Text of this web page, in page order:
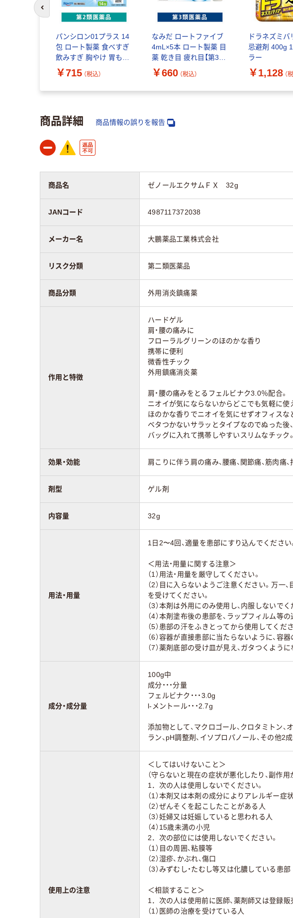
パンシロン01プラス 14
包 ロート製薬 食べすぎ
飲みすぎ 胸やけ 胃もた
れ【第2類医薬品】
￥715 （税込）
なみだ ロートファイブ
4mL×5本 ロート製薬 目
薬 乾き目 疲れ目【第3類
医薬品】
￥660 （税込）
ドラネズミバ
忌避剤 400g
ラー
￥1,128 （
前のスライドへ
商品詳細 商品情報の誤りを報告
商品名 ゼノールエクサムＦＸ 32g
JANコード 4987117372038
メーカー名 大鵬薬品工業株式会社
リスク分類 第二類医薬品
商品分類 外用消炎鎮痛薬
作用と特徴
ハードゲル
肩・腰の痛みに
フローラルグリーンのほのかな香り
携帯に便利
微香性チック
外用鎮痛消炎薬
肩・腰の痛みをとるフェルビナク3.0％配合。
ニオイが気にならないからどこでも気軽に使
ほのかな香りでニオイを気にせずオフィスな
ベタつかないサラッとタイプなのでぬった後
バッグに入れて携帯しやすいスリムなチック。
効果・効能 肩こりに伴う肩の痛み、腰痛、関節痛、筋肉痛、
剤型 ゲル剤
内容量 32g
用法・用量
1日2〜4回、適量を患部にすり込んでください
＜用法・用量に関する注意＞
（1）用法・用量を厳守してください。
（2）目に入らないようご注意ください。万一
を受けてください。
（3）本剤は外用にのみ使用し、内服しないでく
（4）本剤塗布後の患部を、ラップフィルム等
（5）患部の汗をふきとってから使用してくださ
（6）容器が直接患部に当たらないように、容
（7）薬剤底部の受け皿が見え、ガタつくよう
成分・成分量
100g中
成分・・・分量
フェルビナク・・・3.0g
l-メントール・・・2.7g
添加物として、マクロゴール、クロタミトン、
ラン、pH調整剤、イソプロパノール、その他2
使用上の注意
＜してはいけないこと＞
（守らないと現在の症状が悪化したり、副作用
1．次の人は使用しないでください。
（1）本剤又は本剤の成分によりアレルギー症
（2）ぜんそくを起こしたことがある人
（3）妊婦又は妊娠していると思われる人
（4）15歳未満の小児
2．次の部位には使用しないでください。
（1）目の周囲、粘膜等
（2）湿疹、かぶれ、傷口
（3）みずむし・たむし等又は化膿している患部
＜相談すること＞
1．次の人は使用前に医師、薬剤師又は登録販
（1）医師の治療を受けている人